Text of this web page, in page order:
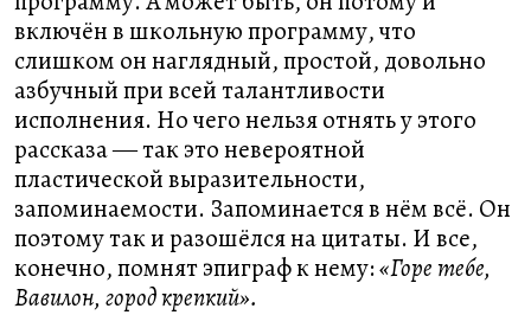
включён в школьную программу, что
слишком он наглядный, простой, довольно
азбучный при всей талантливости
исполнения. Но чего нельзя отнять у этого
рассказа ― так это невероятной
пластической выразительности,
запоминаемости. Запоминается в нём всё. Он
поэтому так и разошёлся на цитаты. И все,
конечно, помнят эпиграф к нему:«Горе тебе,
Вавилон, город крепкий».